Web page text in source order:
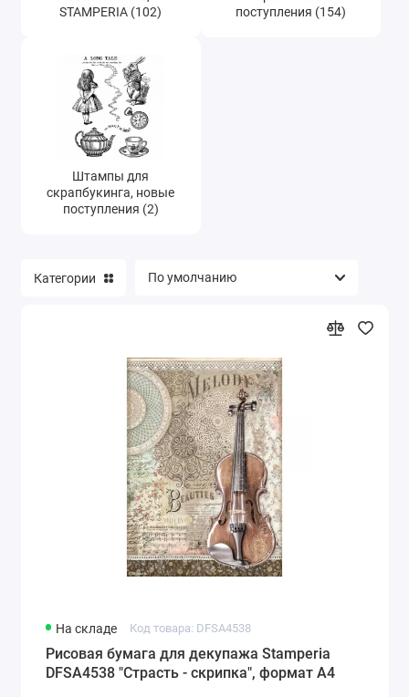
STAMPERIA (102)
поступления (154)
Штампы для
скрапбукинга, новые
поступления (2)
Категории
На складе Код товара: DFSA4538
Рисовая бумага для декупажа Stamperia
DFSA4538 "Страсть - скрипка", формат А4